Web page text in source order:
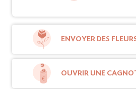
ENVOYER DES
OUVRIR UNE